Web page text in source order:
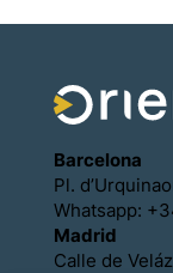
Barcelona
Pl.
Whatsapp:
Madrid
Calle de